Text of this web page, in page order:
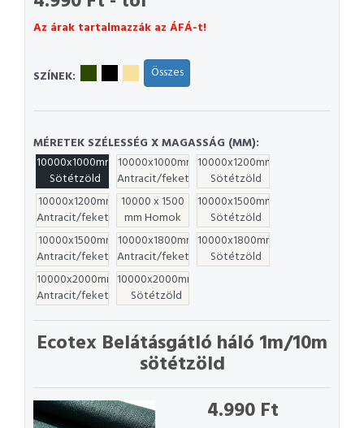
Az árak tartalmazzák az ÁFÁ-t!
SZÍNEK: Összes
MÉRETEK SZÉLESSÉG X MAGASSÁG (MM):
10000x1000mm
Sötétzöld
10000x1000mm
Antracit/fekete
10000x1200mm
Sötétzöld
10000x1200mm
Antracit/fekete
10000 x 1500
mm Homok
10000x1500mm
Sötétzöld
10000x1500mm
Antracit/fekete
10000x1800mm
Antracit/fekete
10000x1800mm
Sötétzöld
10000x2000mm
Antracit/fekete
10000x2000mm
Sötétzöld
Ecotex Belátásgátló háló 1m/10m
sötétzöld
4.990 Ft